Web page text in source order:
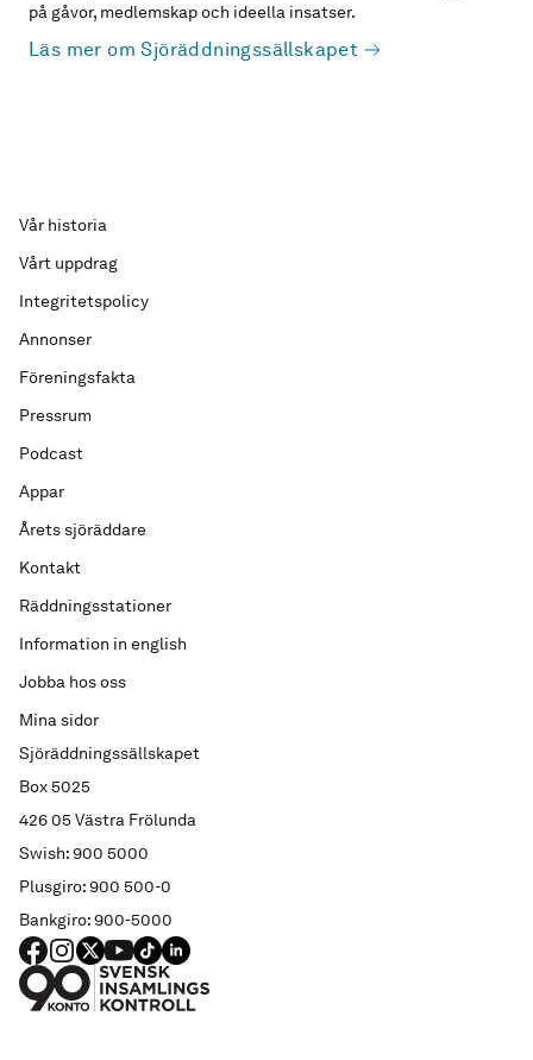
på gåvor, medlemskap och ideella insatser.
Läs mer om Sjöräddningssällskapet
Sjöräddningssällskapet
Box 5025
426 05 Västra Frölunda
Swish: 900 5000
Plusgiro: 900 500-0
Bankgiro: 900-5000
Vår historia
Vårt uppdrag
Integritetspolicy
Annonser
Föreningsfakta
Pressrum
Podcast
Appar
Årets sjöräddare
Kontakt
Räddningsstationer
Information in english
Jobba hos oss
Mina sidor
FACEBOOK
Instagram
X YouTube
TIKTOKLINKED IN